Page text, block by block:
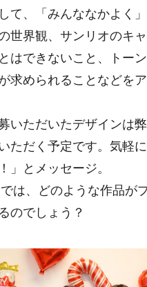
て、「みんななかよく
世界観、サンリオのキ
はできないこと、トー
求められることなどを
いただいたデザインは
ただく予定です。気軽
」とメッセージ。
では、どのような作品が
のでしょう？